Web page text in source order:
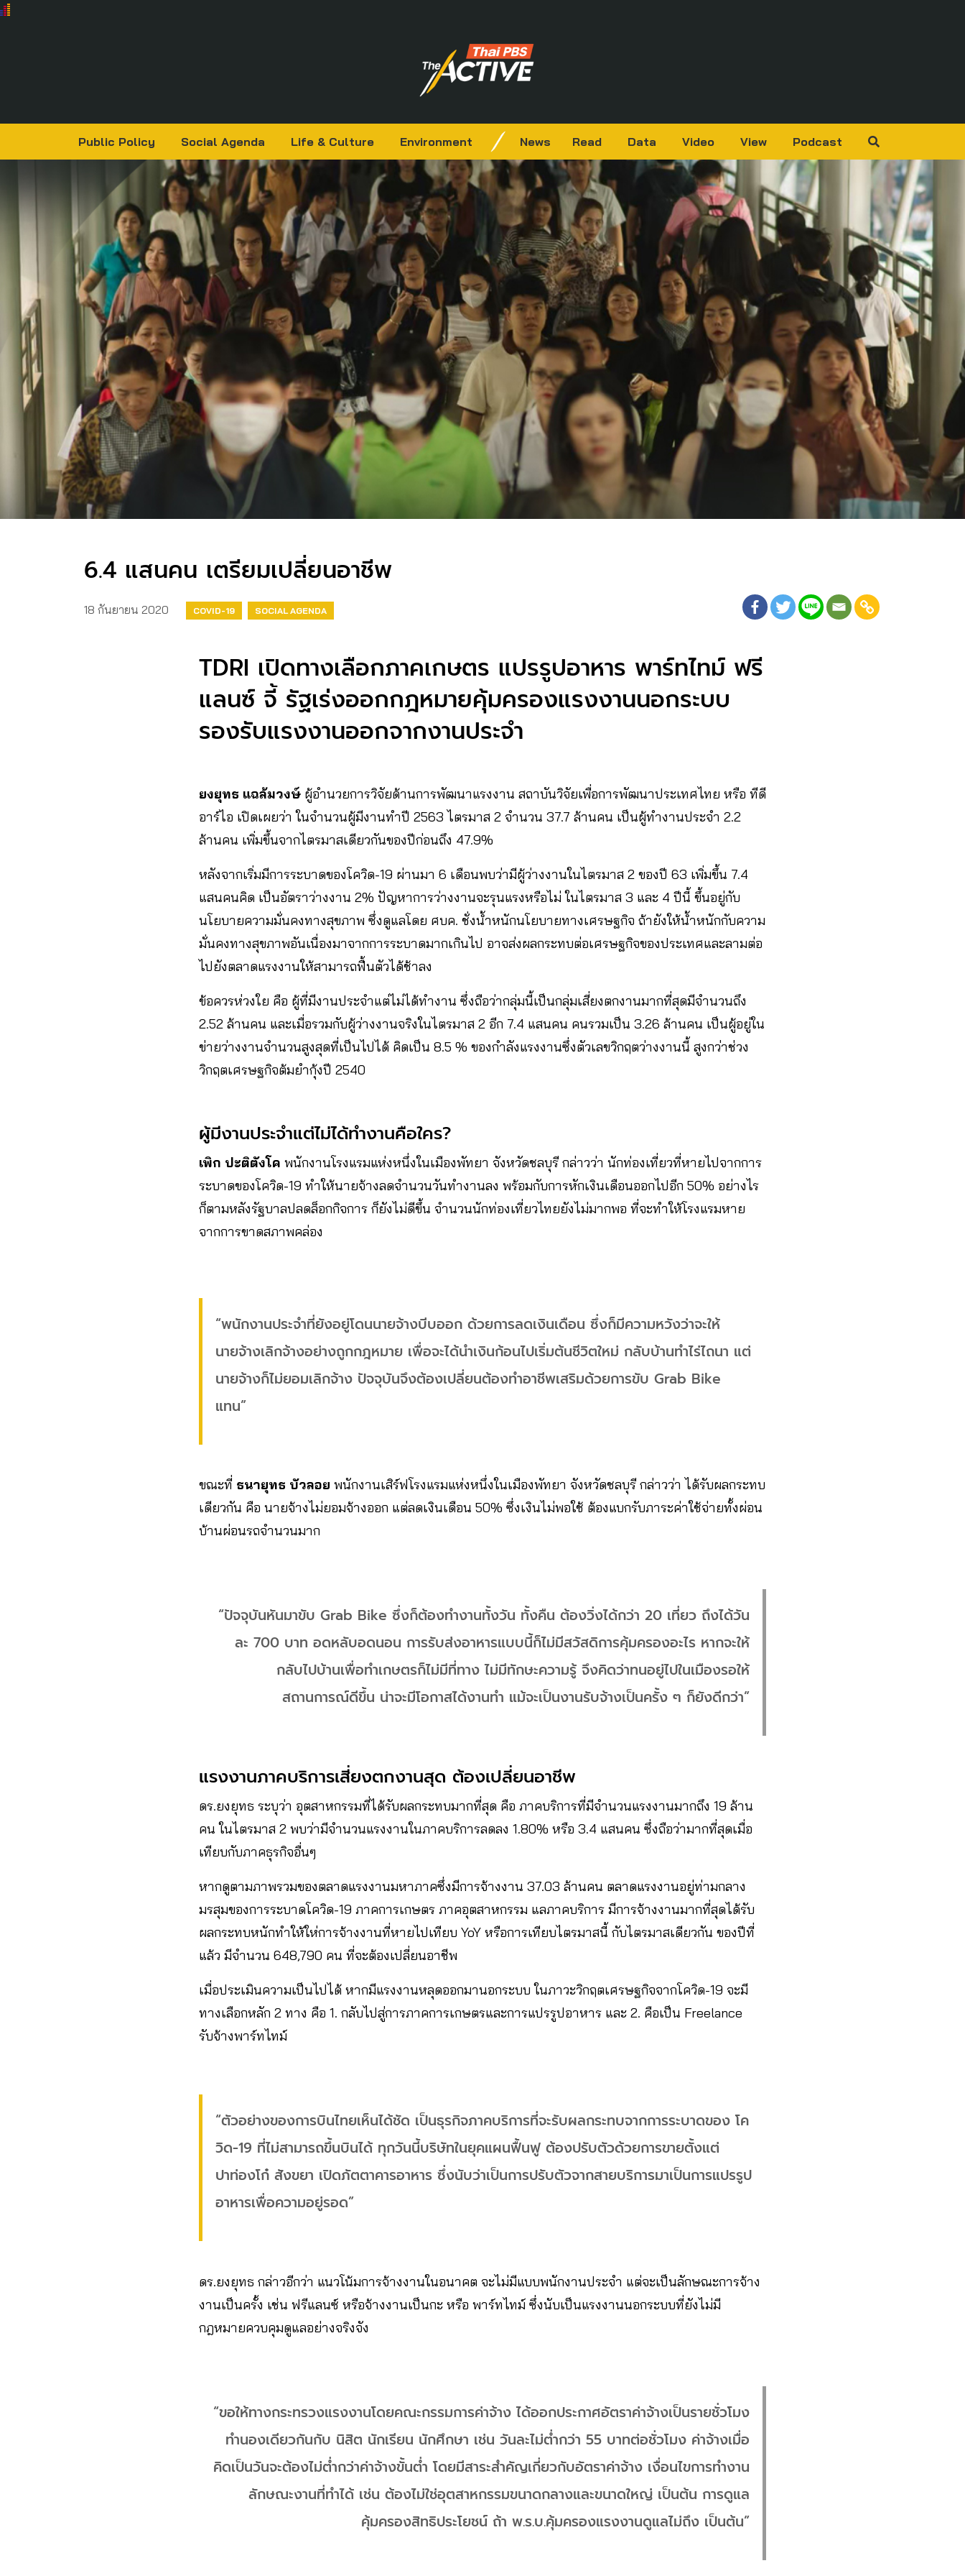
Public Policy Social Agenda Life & Culture Environment News Read Data Video View Podcast
6.4 แสนคน​ เตรียมเปลี่ยนอาชีพ
18 กันยายน 2020 COVID-19 SOCIAL AGENDA
TDRI เปิดทางเลือกภาคเกษตร แปรรูปอาหาร​ พาร์ทไทม์ ฟรี
แลนซ์ จี้ รัฐเร่งออกกฎหมายคุ้มครองแรงงานนอกระบบ
รองรับแรงงานออกจากงานประจำ
ยงยุทธ​ แฉล้มวงษ์ ​ ผู้อำนวยการวิจัยด้านการพัฒนาแรงงาน สถาบันวิจัยเพื่อการพัฒนาประเทศไทย หรือ ทีดี
อาร์ไอ​ เปิดเผยว่า ในจำนวนผู้มีงานทำปี 2563 ไตรมาส 2 จำนวน 37.7 ล้านคน เป็นผู้ทำงานประจำ 2.2
ล้านคน เพิ่มขึ้นจากไตรมาสเดียวกันของปีก่อนถึง 47.9%
หลังจากเริ่มมีการระบาดของโควิด-19 ผ่านมา​ 6​ เดือนพบว่ามีผู้ว่างงานในไตรมาส 2 ของปี 63 เพิ่มขึ้น 7.4
แสนคนคิด​ เป็นอัตราว่างงาน 2% ปัญหาการว่างงานจะรุนแรงหรือไม่​ ในไตรมาส 3 และ 4 ปีนี้ ขึ้นอยู่กับ
นโยบายความมั่นคงทางสุขภาพ​ ซึ่งดูแลโดย​ ศบค.​ ชั่งน้ำหนักนโยบายทางเศรษฐกิจ​ ถ้ายังให้น้ำหนักกับความ
มั่นคงทางสุขภาพอันเนื่องมาจากการระบาดมากเกินไป​ อาจส่งผลกระทบต่อเศรษฐกิจของประเทศและลามต่อ
ไปยังตลาดแรงงานให้สามารถฟื้นตัวได้ช้าลง
ข้อควรห่วงใย คือ​ ผู้ที่มีงานประจำแต่ไม่ได้ทำงาน ซึ่งถือว่ากลุ่มนี้เป็นกลุ่มเสี่ยงตกงานมากที่สุดมีจำนวนถึง
2.52 ล้านคน และเมื่อรวมกับผู้ว่างงานจริงในไตรมาส 2 อีก 7.4 แสนคน คนรวมเป็น 3.26 ล้านคน​ เป็นผู้อยู่ใน
ข่ายว่างงานจำนวนสูงสุดที่เป็นไปได้ คิดเป็น 8.5 % ของกำลังแรงงานซึ่งตัวเลขวิกฤตว่างงานนี้ สูงกว่าช่วง
วิกฤตเศรษฐกิจ​ต้มยำกุ้งปี 2540
ผู้มีงานประจำแต่ไม่ได้ทำงานคือใคร?
เพิก​ ปะติตังโค พนักงานโรงแรม​แห่งหนึ่งในเมืองพัทยา​ จังหวัดชลบุรี กล่าวว่า นักท่องเที่ยวที่หายไปจากการ
ระบาดของโควิด-19 ทำให้นายจ้างลดจำนวนวันทำงานลง พร้อมกับการหักเงินเดือนออกไปอีก 50% อย่างไร
ก็ตามหลังรัฐบาลปลดล็อก​กิจการ​ ก็ยังไม่ดีขึ้น​ จำนวนนักท่องเที่ยวไทยยังไม่มากพอ​ ที่จะทำให้โรงแรมหาย
จากการขาดสภาพคล่อง
“พนักงานประจำที่ยังอยู่โดนนายจ้างบีบออก ด้วยการลดเงินเดือน ซึ่งก็มีความหวังว่าจะให้
นายจ้างเลิกจ้างอย่างถูกกฎหมาย เพื่อจะได้นำเงินก้อนไปเริ่มต้นชีวิตใหม่​ กลับบ้านทำไร่ไถนา แต่
นายจ้างก็ไม่ยอมเลิกจ้าง ปัจจุบันจึงต้องเปลี่ยนต้องทำอาชีพเสริมด้วยการขับ Grab Bike
แทน”
ขณะที่​ ธนายุทธ​ บัวลอย​​ พนักงานเสิร์ฟโรงแรมแห่งหนึ่งในเมืองพัทยา​ จังหวัดชลบุรี กล่าวว่า​ ได้รับผลกระทบ
เดียวกัน คือ นายจ้างไม่ยอมจ้างออก​ แต่ลดเงินเดือน 50% ซึ่งเงินไม่พอใช้​ ต้องแบกรับภาระค่าใช้จ่ายทั้งผ่อน
บ้านผ่อนรถจำนวนมาก​
“ปัจจุบันหันมาขับ Grab Bike ซึ่งก็ต้องทำงานทั้งวัน​ ทั้งคืน​ ต้องวิ่งได้กว่า​ 20​ เที่ยว​ ถึงได้วัน
ละ 700 บาท​ อดหลับอดนอน​ การรับส่งอาหารแบบนี้ก็ไม่มีสวัสดิการคุ้มครองอะไร หากจะให้
กลับไปบ้านเพื่อทำเกษตร​ก็ไม่มีที่ทาง​ ไม่มีทักษะความรู้​ จึงคิดว่าทนอยู่ไปในเมืองรอให้
สถานการณ์ดีขึ้น น่าจะมีโอกาสได้งานทำ​ แม้จะเป็นงานรับจ้างเป็นครั้ง ๆ ก็ยังดีกว่า”
แรงงานภาคบริการเสี่ยงตกงานสุด​ ต้องเปลี่ยนอาชีพ
ดร.ยงยุทธ​ ระบุว่า อุตสาหกรรมที่ได้รับผลกระทบมากที่สุด คือ ภาคบริการที่มีจำนวนแรงงานมากถึง 19 ล้าน
คน​ ในไตรมาส​ 2 พบว่ามีจำนวนแรงงานในภาคบริการลดลง​ 1.80% หรือ 3.4 แสนคน​ ซึ่งถือว่ามากที่สุดเมื่อ
เทียบกับภาคธุรกิจ​อื่นๆ
หากดูตามภาพรวมของตลาดแรงงานมหาภาคซึ่งมีการจ้างงาน 37.03 ล้านคน​ ตลาดแรงงานอยู่ท่ามกลาง
มรสุมของการระบาดโควิด-19 ภาคการเกษตร​ ภาคอุตสาหกรรม​ แลภาคบริการ​ มีการจ้างงานมากที่สุดได้รับ
ผลกระทบ​หนักทำให้ให่การจ้างงานที่หายไปเทียบ YoY หรือการเทียบไตรมาสนี้ กับไตรมาสเดียวกัน ของปีที่
แล้ว มีจำนวน 648,790 คน ที่จะต้องเปลี่ยนอาชีพ
เมื่อประเมินความเป็นไปได้ หากมีแรงงานหลุดออกมานอกระบบ ในภาวะวิกฤตเศรษฐกิจ​จากโควิด-19 จะมี
ทางเลือกหลัก​ 2​ ทาง​ คือ​ 1.​ กลับไปสู่การภาคการเกษตรและการแปรรูปอาหาร​ และ 2. คือเป็น Freelance
รับจ้างพาร์ทไทม์
“ตัวอย่างของการบินไทยเห็นได้ชัด​ เป็นธุรกิจภาคบริการที่จะรับผลกระทบจากการระบาดของ โค
วิด-19 ที่ไม่สามารถขึ้นบินได้​ ทุกวันนี้บริษัทในยุคแผนฟื้นฟู​ ต้องปรับตัวด้วยการขายตั้งแต่
ปาท่องโก๋​ สังขยา​ เปิดภัตตาคารอาหาร​ ซึ่งนับว่าเป็นการปรับตัวจากสายบริการมาเป็นการแปรรูป
อาหารเพื่อความอยู่รอด”
ดร.ยงยุทธ​ กล่าวอีกว่า​ แนวโน้มการจ้างงานในอนาคต จะไม่มีแบบพนักงานประจำ แต่จะเป็นลักษณะการจ้าง
งานเป็นครั้ง​ เช่น ฟรีแลนซ์ หรือจ้างงานเป็น​กะ​ หรือ​ พาร์ทไทม์​ ซึ่งนับเป็นแรงงานนอกระบบที่ยังไม่มี
กฎหมายควบคุมดูแลอย่างจริงจัง
“ขอให้ทางกระทรวงแรงงานโดยคณะกรรมการค่าจ้าง ได้ออกประกาศอัตราค่าจ้างเป็นรายชั่วโมง
ทำนองเดียวกันกับ​ นิสิต​ นักเรียน​ นักศึกษา​ เช่น วันละไม่ต่ำกว่า 55 บาทต่อชั่วโมง​ ค่าจ้างเมื่อ
คิดเป็นวันจะต้องไม่ต่ำกว่าค่าจ้างขั้นต่ำ​ โดยมีสาระสำคัญเกี่ยวกับอัตราค่าจ้าง​ เงื่อนไขการทำงาน​
ลักษณะงานที่ทำได้​ เช่น​ ต้องไม่ใช่อุตสาหกรรมขนาดกลางและขนาดใหญ่​ เป็นต้น​ การดูแล
คุ้มครองสิทธิประโยชน์​ ถ้า​ พ.ร.บ.คุ้มครองแรงงานดูแลไม่ถึง​ เป็นต้น”